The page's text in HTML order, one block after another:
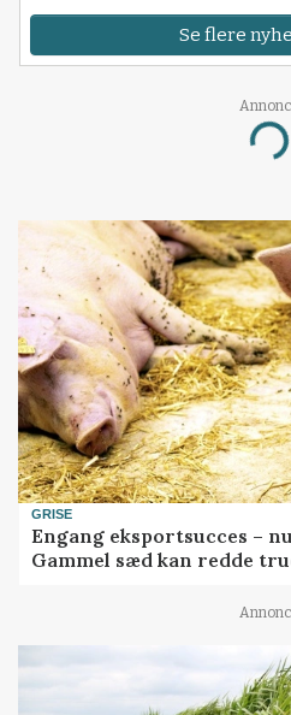
Se flere
Loading...
GRISE
Engang eksportsucces –
Gammel sæd kan redde